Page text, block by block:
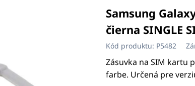
Samsung
čierna SINGLE
Kód produktu: P5482
Zásuvka na SIM kartu
farbe. Určená pre